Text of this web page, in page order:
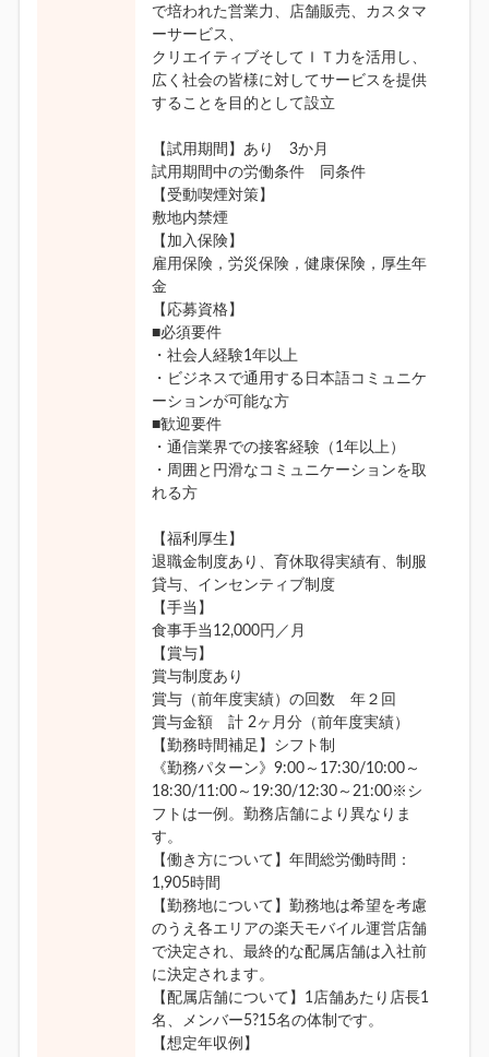
で培われた営業力、店舗販売、カスタマ
ーサービス、
クリエイティブそしてＩＴ力を活用し、
広く社会の皆様に対してサービスを提供
することを目的として設立
【試用期間】あり 3か月
試用期間中の労働条件 同条件
【受動喫煙対策】
敷地内禁煙
【加入保険】
雇用保険，労災保険，健康保険，厚生年
金
【応募資格】
■必須要件
・社会人経験1年以上
・ビジネスで通用する日本語コミュニケ
ーションが可能な方
■歓迎要件
・通信業界での接客経験（1年以上）
・周囲と円滑なコミュニケーションを取
れる方
【福利厚生】
退職金制度あり、育休取得実績有、制服
貸与、インセンティブ制度
【手当】
食事手当12,000円／月
【賞与】
賞与制度あり
賞与（前年度実績）の回数 年２回
賞与金額 計 2ヶ月分（前年度実績）
【勤務時間補足】シフト制
《勤務パターン》9:00～17:30/10:00～
18:30/11:00～19:30/12:30～21:00※シ
フトは一例。勤務店舗により異なりま
す。
【働き方について】年間総労働時間：
1,905時間
【勤務地について】勤務地は希望を考慮
のうえ各エリアの楽天モバイル運営店舗
で決定され、最終的な配属店舗は入社前
に決定されます。
【配属店舗について】1店舗あたり店長1
名、メンバー5?15名の体制です。
【想定年収例】